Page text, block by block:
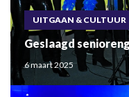
UITGAAN & CULTUUR
Geslaagd
6 maart 2025